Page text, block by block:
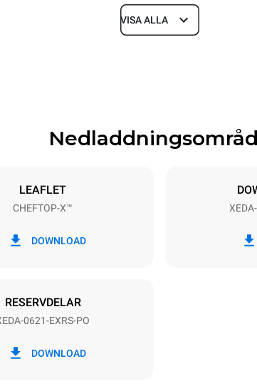
Depth
Tray size
/ 220-240V 3~
VISA ALLA
LEAFLET
CHEFTOP-X™
DOWNLOAD
RESERVDELAR
0621-EXRS-PO
DOWNLOAD